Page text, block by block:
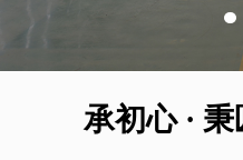
承初心 ·